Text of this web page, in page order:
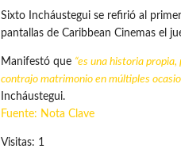
Sixto Incháustegui se refirió al
pantallas de Caribbean Cinemas el
Manifestó que “es una historia
contrajo matrimonio en múltiples
Incháustegui.
Fuente: Nota Clave
Visitas: 1